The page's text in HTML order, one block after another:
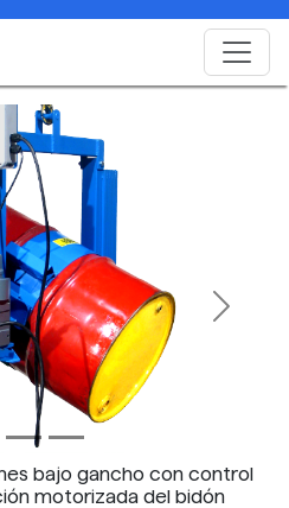
bajo gancho con control
motorizada del bidón
Next